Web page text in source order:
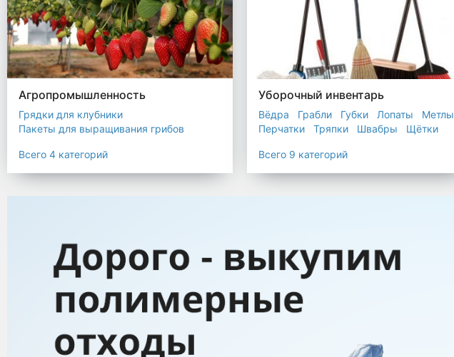
Агропромышленность
Грядки для клубники
Пакеты для выращивания грибов
Мульчирующая пленка
Всего 4 категорий
Уборочный инвентарь
Вёдра Грабли Губки Лопаты
Метлы
Перчатки
Тряпки Швабры Щётки
Всего 9 категорий